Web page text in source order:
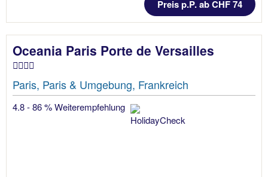
Preis p.P. ab CHF 74
Oceania Paris Porte de Versailles
Paris, Paris & Umgebung, Frankreich
4.8 - 86 % Weiterempfehlung